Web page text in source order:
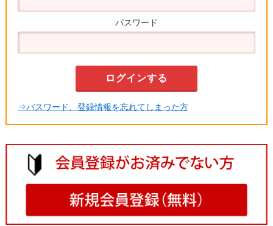
パスワード
⇒パスワード、登録情報を忘れてしまった方